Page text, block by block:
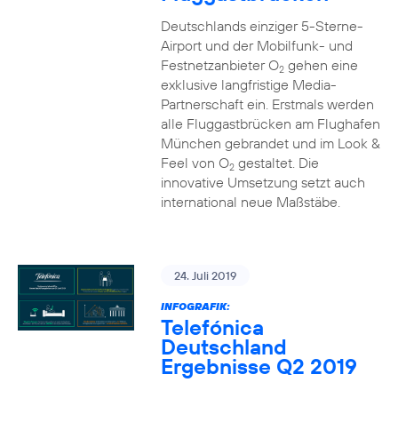
Deutschlands einziger 5-Sterne-
Airport und der Mobilfunk- und
Festnetzanbieter O2gehen eine
exklusive langfristige Media-
Partnerschaft ein. Erstmals werden
alle Fluggastbrücken am Flughafen
München gebrandet und im Look &
Feel von O2gestaltet. Die
innovative Umsetzung setzt auch
international neue Maßstäbe.
24. Juli 2019
INFOGRAFIK:
Telefónica
Deutschland
Ergebnisse Q2 2019